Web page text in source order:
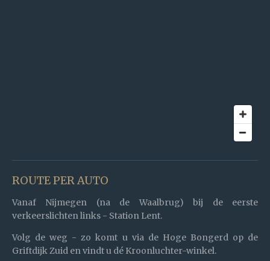
ROUTE PER AUTO
Vanaf Nijmegen (na de Waalbrug) bij de eerste
verkeerslichten links - Station Lent.
Volg de weg - zo komt u via de Hoge Bongerd op de
Griftdijk Zuid en vindt u dé Kroonluchter-winkel.